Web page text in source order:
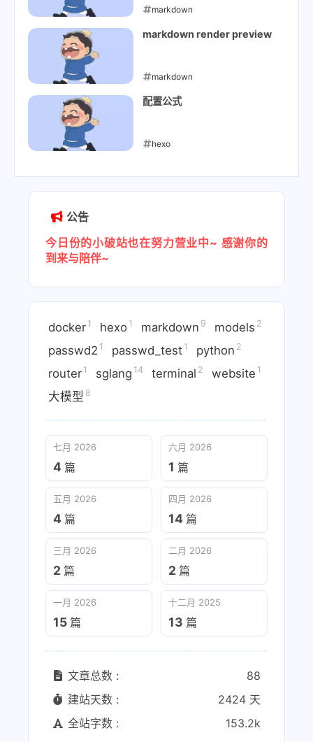
markdown
2023-01-23
markdown render preview
markdown
2023-01-22
配置公式
hexo
公告
今日份的小破站也在努力营业中~ 感谢你的
到来与陪伴~
docker 1 hexo 1 markdown 9 models 2
passwd2 1 passwd_test 1 python 2
router 1 sglang 14 terminal 2 website 1
大模型 8
七月 2026
4 篇
六月 2026
1 篇
五月 2026
4 篇
四月 2026
14 篇
三月 2026
2 篇
二月 2026
2 篇
一月 2026
15 篇
十二月 2025
13 篇
文章总数 :
88
建站天数 :
2424 天
全站字数 :
153.2k